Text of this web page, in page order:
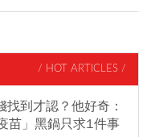
/ HOT ARTICLES /
到才認？他好奇：
苗」黑鍋只求1件事